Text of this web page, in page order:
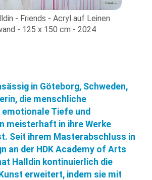
- Friends - Acryl auf Leinen
- 125 x 150 cm - 2024
in Göteborg, Schweden,
die menschliche
emotionale Tiefe und
meisterhaft in ihre Werke
Seit ihrem Masterabschluss in
an der HDK Academy of Arts
Halldin kontinuierlich die
erweitert, indem sie mit